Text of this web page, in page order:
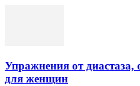
Упражнения от диастаза,
для женщин